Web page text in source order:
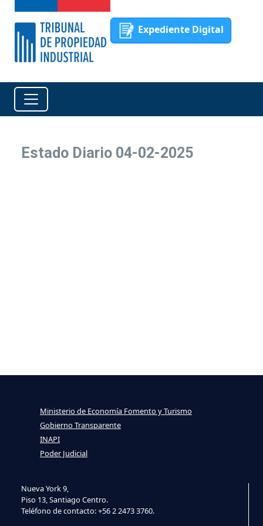
Expediente Digital
Estado Diario 04-02-2025
Nueva York 9,
Piso 13, Santiago Centro.
Teléfono de contacto: +56 2 2473 3760.
Ministerio de Economía Fomento y Turismo
Gobierno Transparente
INAPI
Poder Judicial